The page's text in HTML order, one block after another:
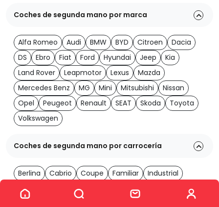
Ver los 2037 coches
Coches de segunda mano por marca
Alfa Romeo Audi BMW BYD Citroen
Dacia
DS
Ebro Fiat Ford Hyundai Jeep
Kia
Land Rover
Leapmotor Lexus
Mazda
Mercedes Benz
MG Mini Mitsubishi
Nissan
Opel
Peugeot Renault SEAT Skoda
Toyota
Volkswagen
Coches de segunda mano por carrocería
Berlina Cabrio Coupe Familiar
Industrial
Monovolumen
Todoterreno